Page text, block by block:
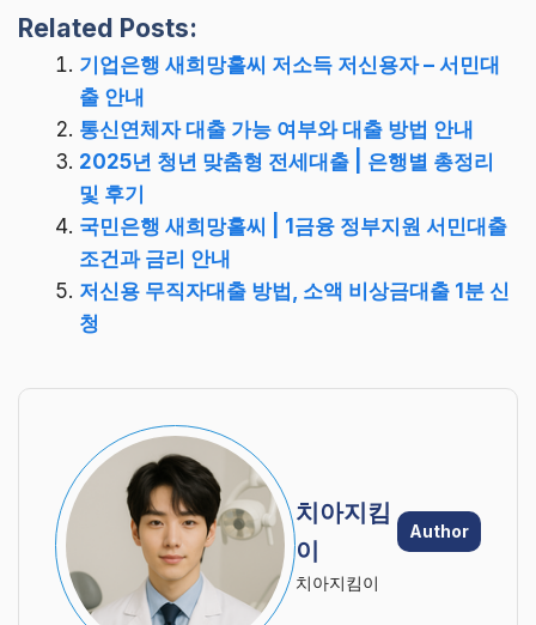
Related Posts:
기업은행 새희망홀씨 저소득 저신용자 – 서민대
출 안내
통신연체자 대출 가능 여부와 대출 방법 안내
2025년 청년 맞춤형 전세대출 | 은행별 총정리
및 후기
국민은행 새희망홀씨 | 1금융 정부지원 서민대출
조건과 금리 안내
저신용 무직자대출 방법, 소액 비상금대출 1분 신
청
치아지킴
이
Author
치아지킴이